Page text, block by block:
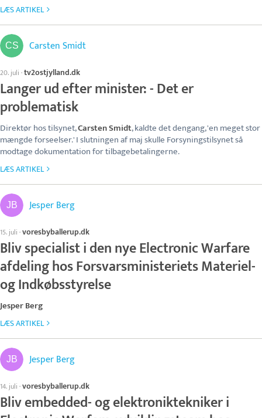
LÆS ARTIKEL
Carsten Smidt
20. juli ·tv2ostjylland.dk
Langer ud efter minister: - Det er
problematisk
Direktør hos tilsynet,Carsten Smidt, kaldte det dengang, 'en meget stor
mængde forseelser.' I slutningen af maj skulle Forsyningstilsynet så
modtage dokumentation for tilbagebetalingerne.
LÆS ARTIKEL
Jesper Berg
15. juli ·voresbyballerup.dk
Bliv specialist i den nye Electronic Warfare
afdeling hos Forsvarsministeriets Materiel-
og Indkøbsstyrelse
Jesper Berg
LÆS ARTIKEL
Jesper Berg
14. juli ·voresbyballerup.dk
Bliv embedded- og elektroniktekniker i